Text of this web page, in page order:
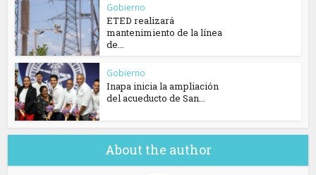
Gobierno
ETED realizará
mantenimiento de la línea
de...
Gobierno
Inapa inicia la ampliación
del acueducto de San...
About the author